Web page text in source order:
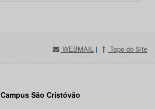
WEBMAIL | Topo do Site
Campus São Cristóvão